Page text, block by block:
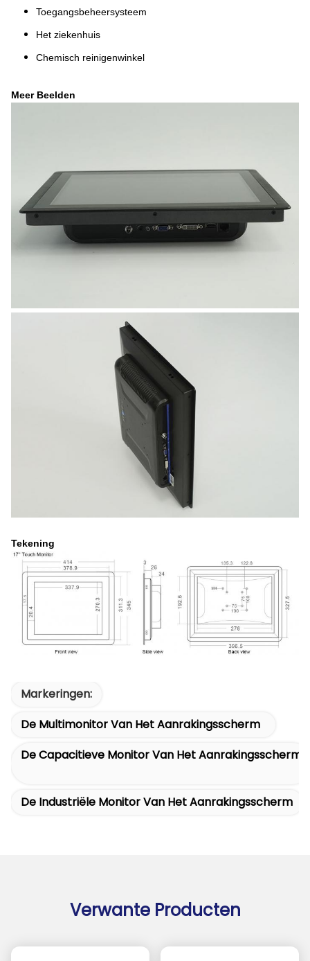
Toegangsbeheersysteem
Het ziekenhuis
Chemisch reinigenwinkel
Meer Beelden
Tekening
Markeringen:
De Multimonitor Van Het Aanrakingsscherm
De Capacitieve Monitor Van Het Aanrakingsscherm
De Industriële Monitor Van Het Aanrakingsscherm
Verwante Producten